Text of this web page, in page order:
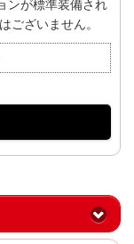
ンが標準装備され
ございません。